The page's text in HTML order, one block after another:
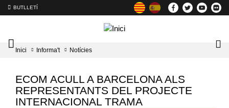
BUTLLETÍ
Mobile
menu
Inici Informa't Notícies
ECOM ACULL A BARCELONA ALS
REPRESENTANTS DEL PROJECTE
INTERNACIONAL TRAMA